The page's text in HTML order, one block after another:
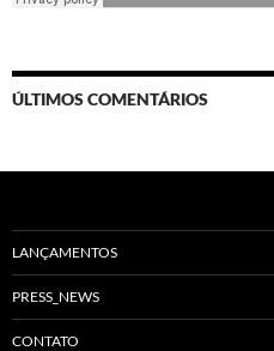
ÚLTIMOS COMENTÁRIOS
LANÇAMENTOS
PRESS_NEWS
CONTATO